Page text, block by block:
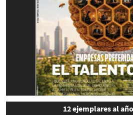
12 ejemplares al